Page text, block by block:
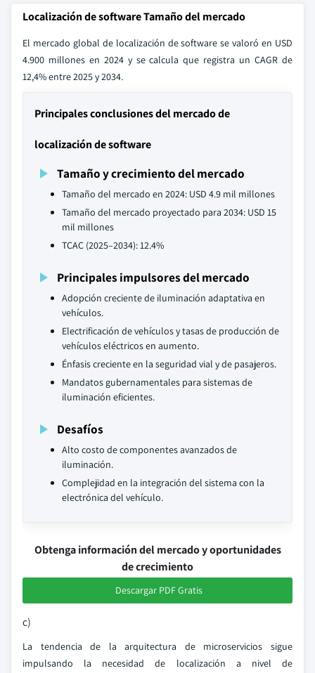
Localización de software Tamaño del mercado
El mercado global de localización de software se valoró en USD
4.900 millones en 2024 y se calcula que registra un CAGR de
12,4% entre 2025 y 2034.
Principales conclusiones del mercado de
localización de software
Tamaño y crecimiento del mercado
Tamaño del mercado en 2024: USD 4.9 mil millones
Tamaño del mercado proyectado para 2034: USD 15
mil millones
TCAC (2025–2034): 12.4%
Principales impulsores del mercado
Adopción creciente de iluminación adaptativa en
vehículos.
Electrificación de vehículos y tasas de producción de
vehículos eléctricos en aumento.
Énfasis creciente en la seguridad vial y de pasajeros.
Mandatos gubernamentales para sistemas de
iluminación eficientes.
Desafíos
Alto costo de componentes avanzados de
iluminación.
Complejidad en la integración del sistema con la
electrónica del vehículo.
Obtenga información del mercado y oportunidades
de crecimiento
Descargar PDF Gratis
c)
La tendencia de la arquitectura de microservicios sigue
impulsando la necesidad de localización a nivel de